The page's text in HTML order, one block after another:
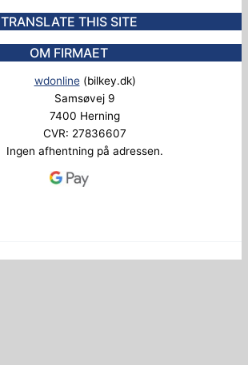
TRANSLATE THIS SITE
OM FIRMAET
wdonline(bilkey.dk)
Samsøvej 9
7400 Herning
CVR: 27836607
Ingen afhentning på adressen.